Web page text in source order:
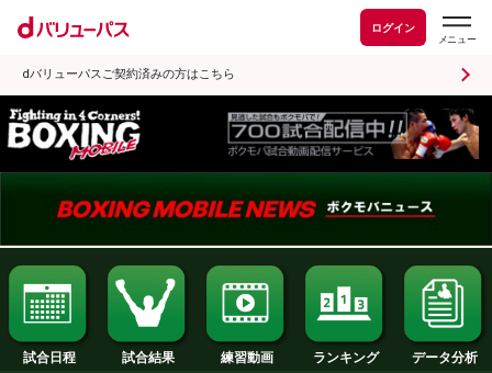
ログイン
dバリューパスご契約済みの方はこちら